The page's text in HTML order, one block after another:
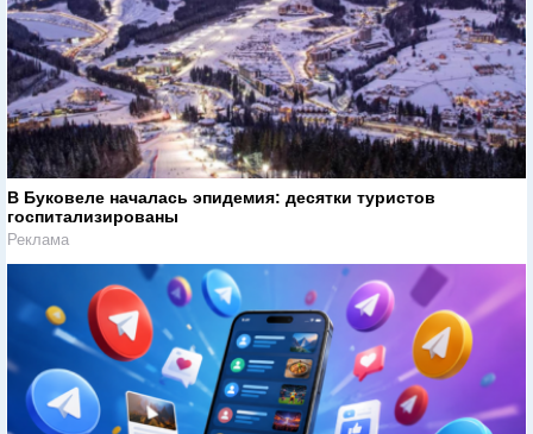
В Буковеле началась эпидемия: десятки туристов
госпитализированы
Реклама